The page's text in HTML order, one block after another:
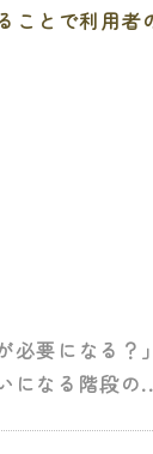
ことで利用者
必要になる？
になる階段の